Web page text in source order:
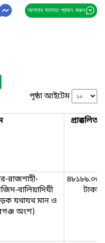
আপনার মতামত প্রদান করুন
পৃষ্ঠা আইটেম
প্রাক্কলিত
রাজশাহী-
বালিয়াদিঘী
যথাযথ মান ও
অংশ)
৪৮১৮৯.০৩
টাকা